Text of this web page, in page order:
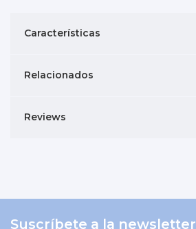
Características
Relacionados
Reviews
Suscríbete a la newsletter